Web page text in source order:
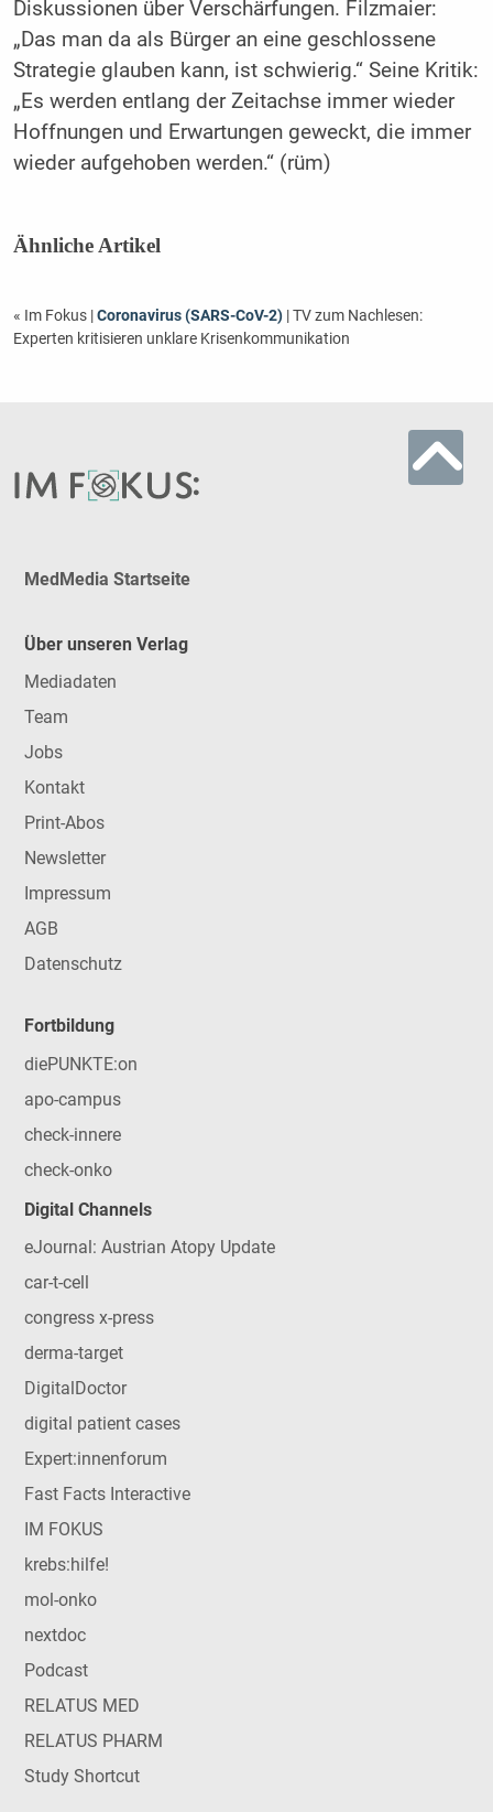
Diskussionen über Verschärfungen. Filzmaier:
„Das man da als Bürger an eine geschlossene
Strategie glauben kann, ist schwierig.“ Seine Kritik:
„Es werden entlang der Zeitachse immer wieder
Hoffnungen und Erwartungen geweckt, die immer
wieder aufgehoben werden.“ (rüm)
Ähnliche Artikel
« Im Fokus |Coronavirus (SARS-CoV-2)| TV zum Nachlesen:
Experten kritisieren unklare Krisenkommunikation
MedMedia Startseite
Über unseren Verlag
Mediadaten
Team
Jobs
Kontakt
Print-Abos
Newsletter
Impressum
AGB
Datenschutz
Fortbildung
diePUNKTE:on
apo-campus
check-innere
check-onko
Digital Channels
eJournal: Austrian Atopy Update
car-t-cell
congress x-press
derma-target
DigitalDoctor
digital patient cases
Expert:innenforum
Fast Facts Interactive
IM FOKUS
krebs:hilfe!
mol-onko
nextdoc
Podcast
RELATUS MED
RELATUS PHARM
Study Shortcut